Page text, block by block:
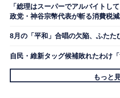
「総理はスーパーでアルバイト
政党・神谷宗幣代表が斬る消費税
8月の「平和」合唱の欠陥、ふたた
自民・維新タッグ候補敗れたわけ「
もっと